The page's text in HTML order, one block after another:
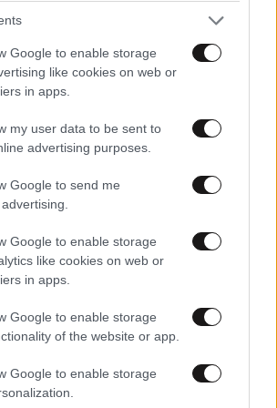
Google to enable storage
like cookies on web or
in apps.
my user data to be sent to
advertising purposes.
Google to send me
Google to enable storage
like cookies on web or
in apps.
Google to enable storage
of the website or app.
Google to enable storage
ηθοποιό ... . Ρωτά αν ο ηθοποιός
ΠΕΡΙΣΣΟΤΕΡΑ ΣΧΟΛΙΑ